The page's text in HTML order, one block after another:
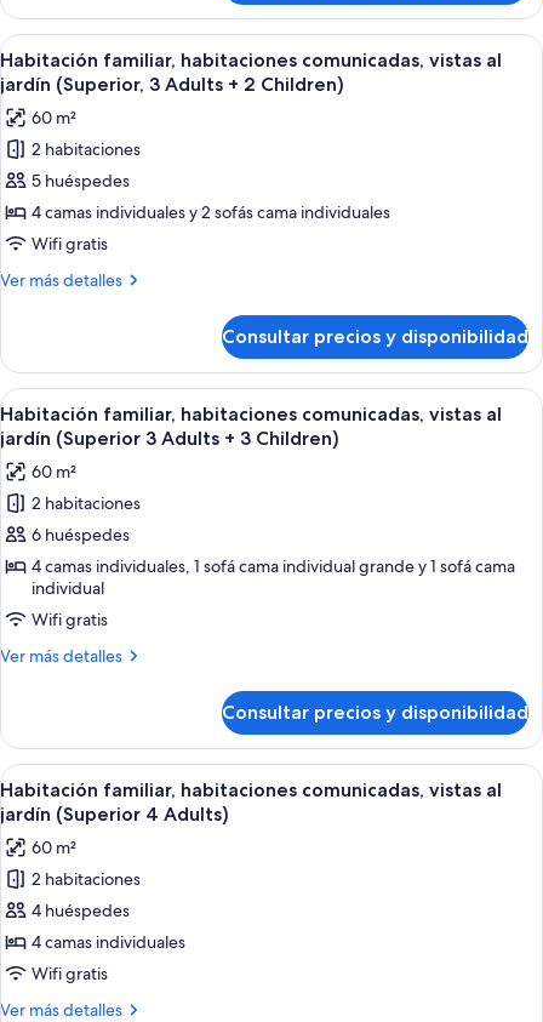
3
Adults
+
1
Child)
familiar,
habitaciones
comunicadas,
vistas
al
jardín
(Superior,
3
Adults
+
Child)
Abrir
todas
las
fotos
de
Habitación
familiar,
habitaciones
comunicadas,
jardín
(Superior,
3
Adults
+
2
Children)
Habitación de hotel con una cama
4
Habitación familiar, habitaciones comunicadas, vistas al
jardín (Superior, 3 Adults + 2 Children)
60 m²
2 habitaciones
5 huéspedes
4 camas individuales y 2 sofás cama individuales
Wifi gratis
Ver más detalles
Más
familiar,
habitaciones
comunicadas,
vistas
al
jardín
(Superior,
3
Adults
+
Consultar precios y disponibilidad
Abrir
todas
las
fotos
de
Habitación
familiar,
habitaciones
comunicadas,
vistas
(Superior
3
Adults
+
3
Children)
Habitación de hotel con una cama
4
Habitación familiar, habitaciones comunicadas, vistas al
jardín (Superior 3 Adults + 3 Children)
60 m²
2 habitaciones
6 huéspedes
4 camas individuales, 1 sofá cama individual grande y 1 sofá cama
individual
Wifi gratis
Ver más detalles
Más
familiar,
habitaciones
comunicadas,
vistas
al
jardín
(Superior
3
Adults
+
Children)
Consultar precios y disponibilidad
Abrir
todas
las
fotos
de
Habitación
familiar,
habitaciones
comunicadas,
Habitación de hotel con una cama
4
Habitación familiar, habitaciones comunicadas, vistas al
jardín (Superior 4 Adults)
60 m²
2 habitaciones
4 huéspedes
4 camas individuales
Wifi gratis
Ver más detalles
Más